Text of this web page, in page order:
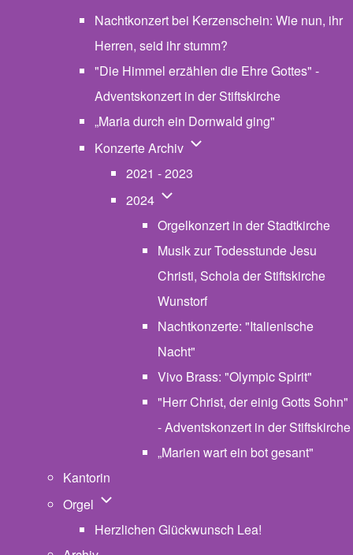
Nachtkonzert bei Kerzenschein: Wie nun, ihr
Herren, seid ihr stumm?
"Die Himmel erzählen die Ehre Gottes" -
Adventskonzert in der Stiftskirche
„Maria durch ein Dornwald ging"
Konzerte Archiv Unternavigation von
2021 - 2023
2024 Unternavigation von 2024
Orgelkonzert in der Stadtkirche
Musik zur Todesstunde Jesu
Christi, Schola der Stiftskirche
Wunstorf
Nachtkonzerte: "Italienische
Nacht"
Vivo Brass: "Olympic Spirit"
"Herr Christ, der einig Gotts Sohn"
- Adventskonzert in der Stiftskirche
„Marien wart ein bot gesant"
Kantorin
Orgel Unternavigation von Orgel
Herzlichen Glückwunsch Lea!